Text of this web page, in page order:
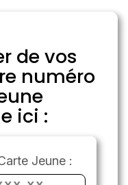
de vos
numéro
ici :
Jeune :